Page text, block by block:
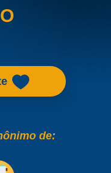
de: